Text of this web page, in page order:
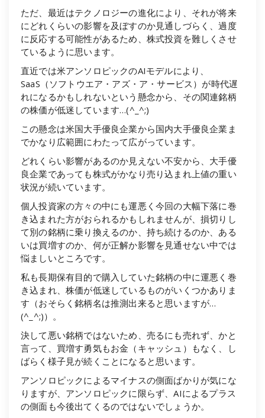
ただ、最近はテクノロジーの進化により、それが将来
にどれくらいの影響を及ぼすのか見通しづらく、過度
に反応する可能性があるため、株式投資を難しくさせ
ているように思います。
直近では米アンソロピックのAIモデルにより、
SaaS（ソフトウエア・アズ・ア・サービス）が時代遅
れになるかもしれないという懸念から、その関連銘柄
の株価が低迷しています…(^_^;)
この懸念は米国大手優良企業から国内大手優良企業ま
でかなり広範囲にわたって広がっています。
どれくらい影響があるのか見えない不安から、大手優
良企業であっても株式がかなり売り込まれ上値の重い
状況が続いています。
個人投資家の方々の中にも運悪く今回の大幅下落に巻
き込まれた方がおられるかもしれませんが、損切りし
て別の銘柄に乗り換えるのか、持ち続けるのか、ある
いは買増すのか、何が正解か影響を見通せない中では
悩ましいところです。
私も長期保有目的で購入していた銘柄の中に運悪く巻
き込まれ、株価が低迷しているものがいくつかありま
す（おそらく銘柄名は推測出来ると思いますが…
(^_^;)）。
決して悪い銘柄ではないため、売るにも売れず、かと
言って、買増す勇気もお金（キャッシュ）もなく、し
ばらく様子見が続くことになると思います。
アンソロピックによるマイナスの側面ばかりが気にな
りますが、アンソロピックに限らず、AIによるプラス
の側面も今後出てくるのではないでしょうか。